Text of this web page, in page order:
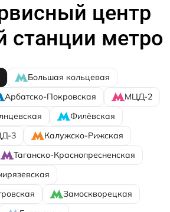
центр
станции метро
Большая кольцевая
Арбатско-Покровская
МЦД-2
Филёвская
3
Калужско-Рижская
Таганско-Краснопресненская
Замоскворецкая